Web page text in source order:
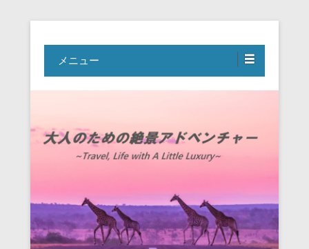
大人のための絶景アドベンチャー
メニュー